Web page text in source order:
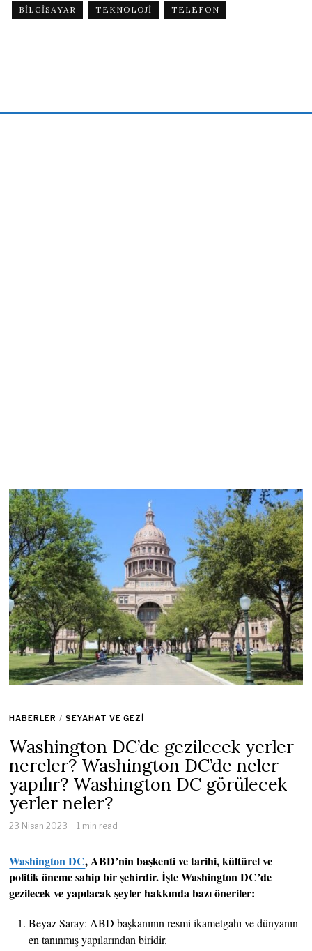
BILGISAYAR TEKNOLOJI TELEFON
HABERLER / SEYAHAT VE GEZI
Washington DC’de gezilecek yerler
nereler? Washington DC’de neler
yapılır? Washington DC görülecek
yerler neler?
23 Nisan 2023 1 min read
Washington DC, ABD’nin başkenti ve tarihi, kültürel ve
politik öneme sahip bir şehirdir. İşte Washington DC’de
gezilecek ve yapılacak şeyler hakkında bazı öneriler:
Beyaz Saray: ABD başkanının resmi ikametgahı ve dünyanın
en tanınmış yapılarından biridir.